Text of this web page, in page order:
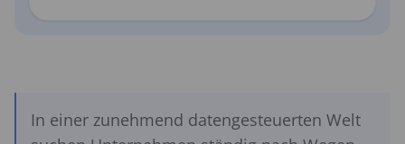
In einer zunehmend datengesteuerten Welt